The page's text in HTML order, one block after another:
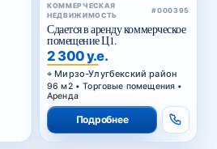
КОММЕРЧЕСКАЯ
НЕДВИЖИМОСТЬ
#000395
Сдается в аренду коммерческое
помещение Ц1.
2 300 у.е.
Мирзо-Улугбекский район
96 м2 • Торговые помещения •
Аренда
Подробнее